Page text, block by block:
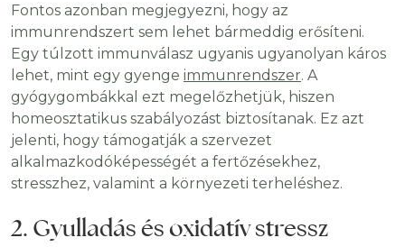
Fontos azonban megjegyezni, hogy az
immunrendszert sem lehet bármeddig erősíteni.
Egy túlzott immunválasz ugyanis ugyanolyan káros
lehet, mint egy gyenge immunrendszer. A
gyógygombákkal ezt megelőzhetjük, hiszen
homeosztatikus szabályozást biztosítanak. Ez azt
jelenti, hogy támogatják a szervezet
alkalmazkodóképességét a fertőzésekhez,
stresszhez, valamint a környezeti terheléshez.
2. Gyulladás és oxidatív stressz